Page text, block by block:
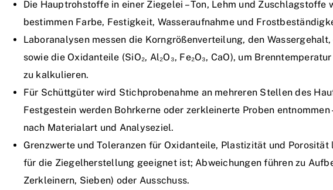
Die Hauptrohstoffe in einer Ziegelei – Ton, Lehm und Zuschlagstoffe
bestimmen Farbe, Festigkeit, Wasseraufnahme und
Laboranalysen messen die Korngrößenverteilung, den
sowie die Oxidanteile (SiO₂, Al₂O₃, Fe₂O₃, CaO), um
zu kalkulieren.
Für Schüttgüter wird Stichprobenahme an mehreren Stellen des
Festgestein werden Bohrkerne oder zerkleinerte Proben
nach Materialart und Analyseziel.
Grenzwerte und Toleranzen für Oxidanteile, Plastizität und
für die Ziegelherstellung geeignet ist; Abweichungen führen zu
Zerkleinern, Sieben) oder Ausschuss.